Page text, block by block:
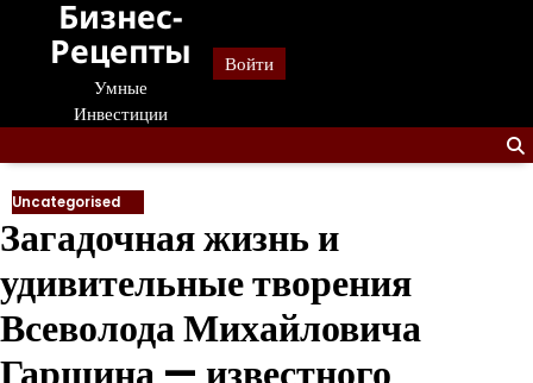
Перейти
содержанию
Бизнес-
Рецепты
Умные
Инвестиции
Войти
Uncategorised
Загадочная жизнь и
удивительные творения
Всеволода Михайловича